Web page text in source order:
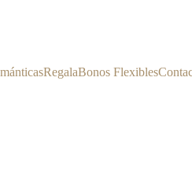
RegalaBonos Flexibles